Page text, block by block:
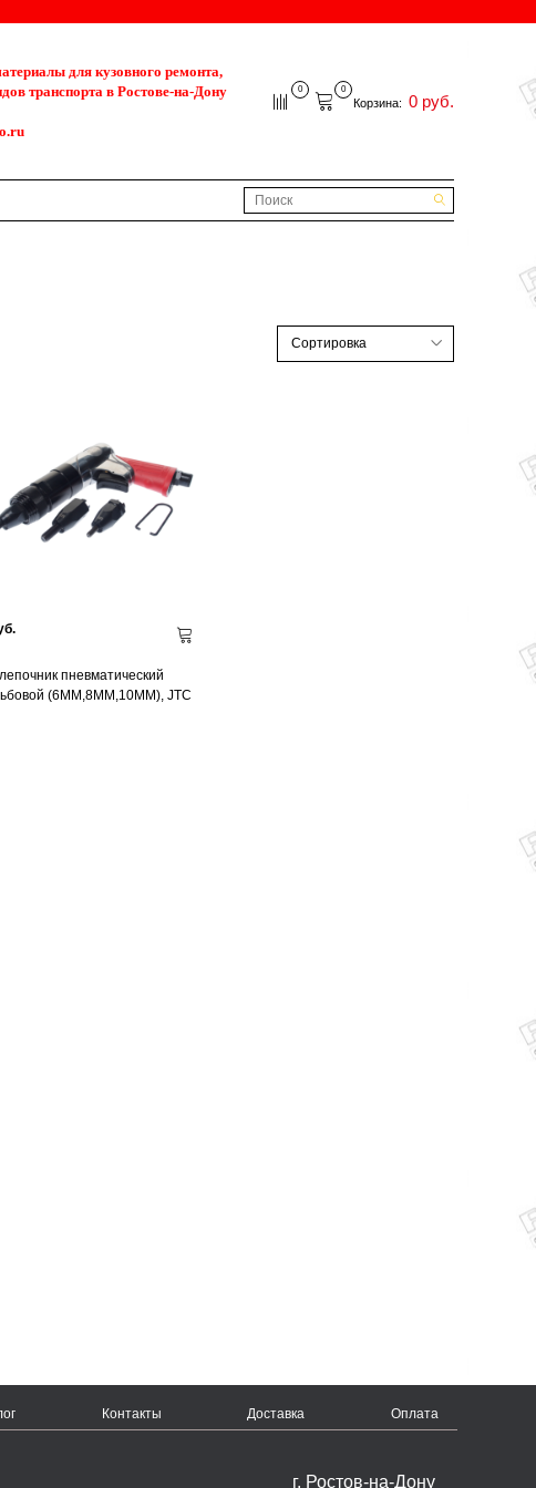
для кузовного ремонта,
транспорта в Ростове-на-Дону
0 0
Корзина: 0 руб.
пневматический
(6ММ,8ММ,10ММ), JTC
Контакты Доставка Оплата
г. Ростов-на-Дону